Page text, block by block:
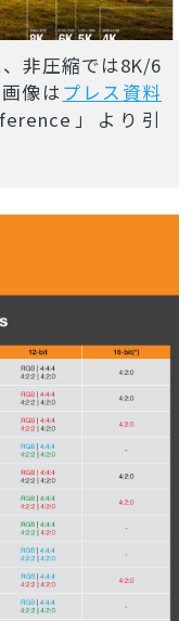
非圧縮では8K/6
像はプレス資料
」より引